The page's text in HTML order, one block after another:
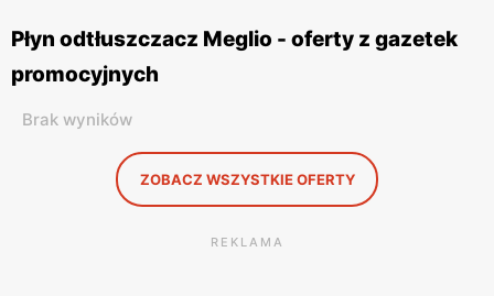
Płyn odtłuszczacz Meglio - oferty z gazetek
promocyjnych
Brak wyników
ZOBACZ WSZYSTKIE OFERTY
REKLAMA